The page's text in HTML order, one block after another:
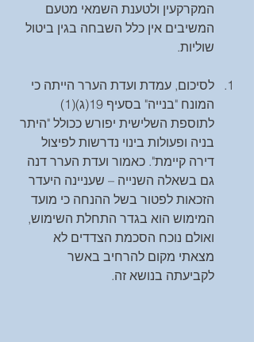
המקרקעין ולטענת השמאי מטעם
המשיבים אין כלל השבחה בגין ביטול
שוליות.
לסיכום, עמדת ועדת הערר הייתה כי
המונח "בנייה" בסעיף 19(ג)(1)
לתוספת השלישית יפורש ככולל "היתר
בניה ופעולות בינוי נדרשות לפיצול
דירה קיימת". כאמור ועדת הערר דנה
גם בשאלה השנייה – שעניינה היעדר
הזכאות לפטור בשל ההנחה כי מועד
המימוש הוא בגדר התחלת השימוש,
ואולם נוכח הסכמת הצדדים לא
מצאתי מקום להרחיב באשר
לקביעתה בנושא זה.